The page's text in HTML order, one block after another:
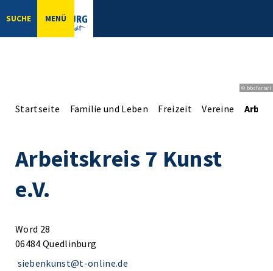
SUCHE MENÜ
© bbsferrari
Startseite Familie und Leben Freizeit Vereine
Arbeitskreis 7 Kunst
e.V.
Word 28
06484 Quedlinburg
siebenkunst@t-online.de